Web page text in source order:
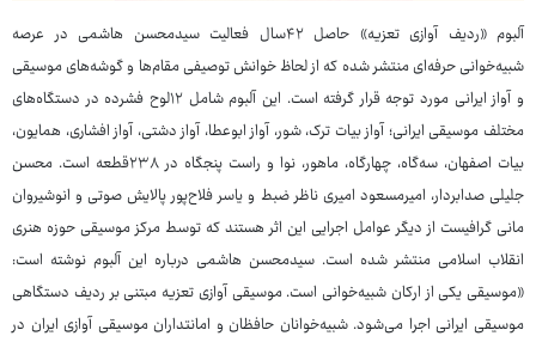
آلبوم «ردیف آوازی تعزیه» حاصل ۴۲سال فعالیت سیدمحسن هاشمی در عرصه
شبیه‌خوانی حرفه‌ای منتشر شده که از لحاظ خوانش توصیفی مقام‌ها و گوشه‌های موسیقی
و آواز ایرانی مورد توجه قرار گرفته است. این آلبوم شامل ۱۲لوح فشرده در دستگاه‌های
مختلف موسیقی ایرانی؛ آواز بیات ترک، شور، آواز ابوعطا، آواز دشتی، آواز افشاری، همایون،
بیات اصفهان، سه‌گاه، چهارگاه، ماهور، نوا و راست پنجگاه در ۲۳۸قطعه است. محسن
جلیلی صدابردار، امیرمسعود امیری ناظر ضبط و یاسر فلاح‌پور پالایش صوتی و انوشیروان
مانی گرافیست از دیگر عوامل اجرایی این اثر هستند که توسط مرکز موسیقی حوزه هنری
انقلاب اسلامی منتشر شده است. سیدمحسن هاشمی درباره این آلبوم نوشته است:
«موسیقی یکی از ارکان شبیه‌خوانی است. موسیقی آوازی تعزیه مبتنی بر ردیف دستگاهی
موسیقی ایرانی اجرا می‌شود. شبیه‌خوانان حافظان و امانتداران موسیقی آوازی ایران در